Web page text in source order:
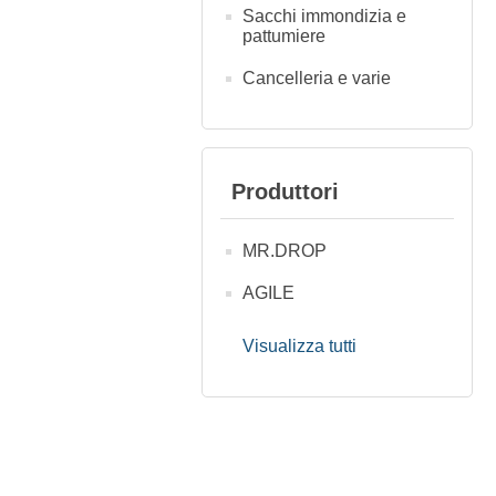
Sacchi immondizia e
pattumiere
Cancelleria e varie
Produttori
MR.DROP
AGILE
Visualizza tutti